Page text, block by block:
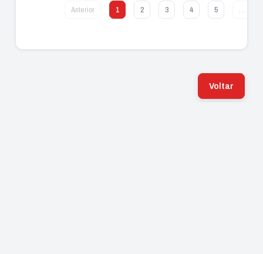
Anterior 1 2 3 4 5 …
Voltar